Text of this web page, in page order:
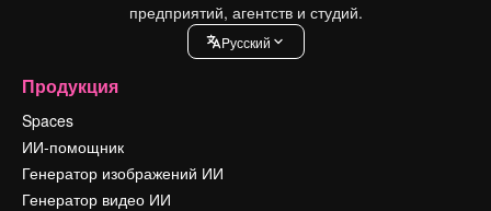
предприятий, агентств и студий.
Pусский
Продукция
Spaces
ИИ-помощник
Генератор изображений ИИ
Генератор видео ИИ